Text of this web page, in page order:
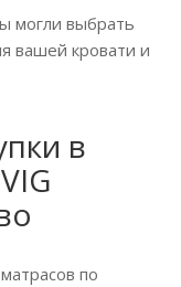
могли выбрать
вашей кровати и
в
по